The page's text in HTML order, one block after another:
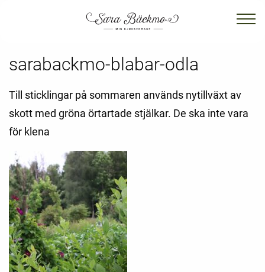
sarabackmo-blabar-odla
Till sticklingar på sommaren används nytillväxt av
skott med gröna örtartade stjälkar. De ska inte vara
för klena